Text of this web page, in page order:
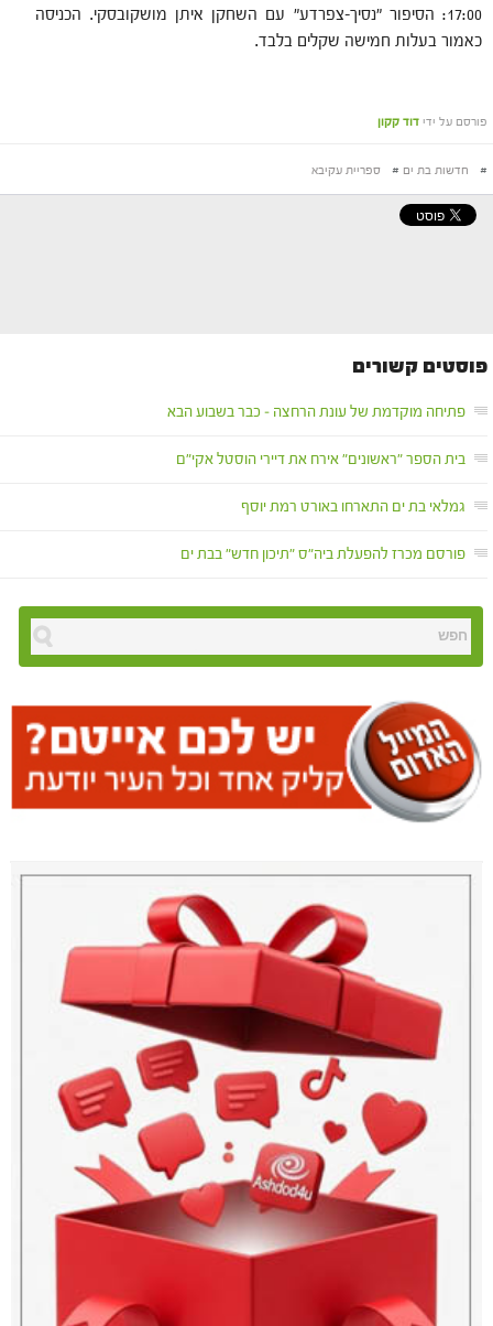
17:00: הסיפור "נסיך-צפרדע" עם השחקן איתן מושקובסקי. הכניסה
כאמור בעלות חמישה שקלים בלבד.
פורסם על ידי דוד קקון
# חדשות בת ים # ספריית עקיבא
פוסטים קשורים
פתיחה מוקדמת של עונת הרחצה – כבר בשבוע הבא
בית הספר "ראשונים" אירח את דיירי הוסטל אקי"ם
גמלאי בת ים התארחו באורט רמת יוסף
פורסם מכרז להפעלת ביה"ס "תיכון חדש" בבת ים